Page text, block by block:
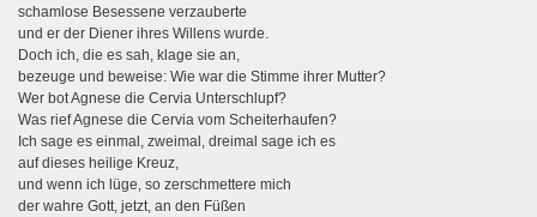
schamlose Besessene verzauberte
und er der Diener ihres Willens wurde.
Doch ich, die es sah, klage sie an,
bezeuge und beweise: Wie war die Stimme ihrer Mutter?
Wer bot Agnese die Cervia Unterschlupf?
Was rief Agnese die Cervia vom Scheiterhaufen?
Ich sage es einmal, zweimal, dreimal sage ich es
auf dieses heilige Kreuz,
und wenn ich lüge, so zerschmettere mich
der wahre Gott, jetzt, an den Füßen